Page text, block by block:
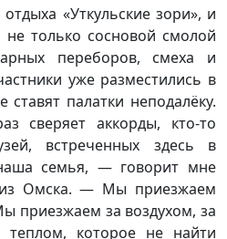
«Уткульские зори», и
не только сосновой смолой
переборов, смеха и
уже разместились в
палатки неподалёку.
сверяет аккорды, кто-то
встреченных здесь в
семья, — говорит мне
Омска. — Мы приезжаем
приезжаем за воздухом, за
теплом, которое не найти